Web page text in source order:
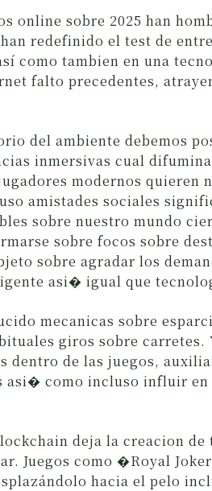
online sobre 2025 han
redefinido el test de
como tambien en una
falto precedentes,
del ambiente debemos
inmersivas cual
modernos quieren
amistades sociales
sobre nuestro mundo
sobre focos sobre
sobre agradar los
asi� igual que
mecanicas sobre
giros sobre carretes.
dentro de las juegos,
asi� como incluso influir
deja la creacion de
Juegos como �Royal
hacia el pelo